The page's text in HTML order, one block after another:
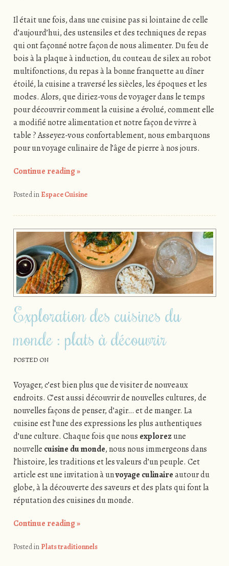
Il était une fois, dans une cuisine pas si lointaine de celle
d’aujourd’hui, des ustensiles et des techniques de repas
qui ont façonné notre façon de nous alimenter. Du feu de
bois à la plaque à induction, du couteau de silex au robot
multifonctions, du repas à la bonne franquette au dîner
étoilé, la cuisine a traversé les siècles, les époques et les
modes. Alors, que diriez-vous de voyager dans le temps
pour découvrir comment la cuisine a évolué, comment elle
a modifié notre alimentation et notre façon de vivre à
table ? Asseyez-vous confortablement, nous embarquons
pour un voyage culinaire de l’âge de pierre à nos jours.
Continue reading»
Posted in Espace Cuisine
Exploration des cuisines du
monde : plats à découvrir
POSTED ON
Voyager, c’est bien plus que de visiter de nouveaux
endroits. C’est aussi découvrir de nouvelles cultures, de
nouvelles façons de penser, d’agir… et de manger. La
cuisine est l’une des expressions les plus authentiques
d’une culture. Chaque fois que nous explorezune
nouvelle cuisine du monde, nous nous immergeons dans
l’histoire, les traditions et les valeurs d’un peuple. Cet
article est une invitation à unvoyage culinaireautour du
globe, à la découverte des saveurs et des plats qui font la
réputation des cuisines du monde.
Continue reading»
Posted in Plats traditionnels